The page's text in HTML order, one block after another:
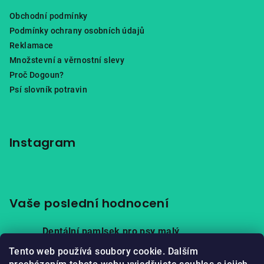
Tento web používá soubory cookie. Dalším
Obchodní podmínky
Podmínky ochrany osobních údajů
Reklamace
Množstevní a věrnostní slevy
Proč Dogoun?
Psí slovník potravin
Instagram
Vaše poslední hodnocení
Dentální pamlsek pro psy malý
Hodnocení produktu je 5 z 5 hvězdiček.